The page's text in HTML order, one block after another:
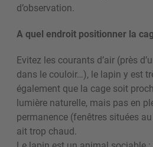
d’observation.
A quel endroit positionner la
Evitez les courants d’air (près
dans le couloir…), le lapin y est
également que la cage soit
lumière naturelle, mais pas en
permanence (fenêtres situées
ait trop chaud.